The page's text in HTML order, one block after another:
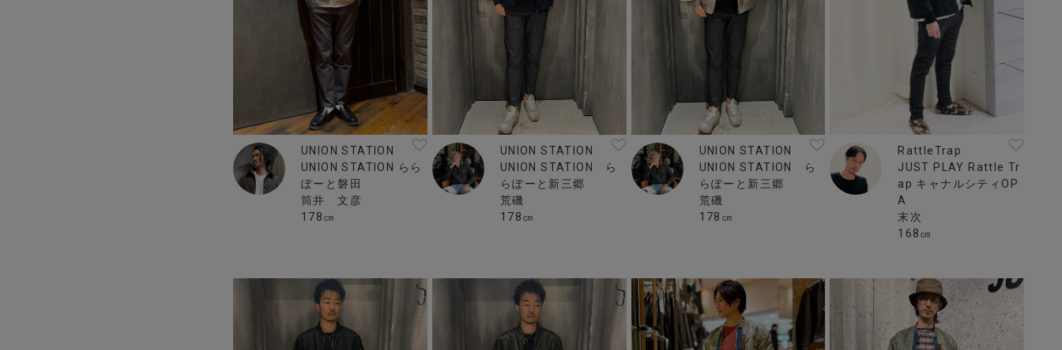
UNION STATION
UNION STATION らら
ぽーと磐田
筒井 文彦
178㎝
UNION STATION
UNION STATION ら
らぽーと新三郷
荒磯
178㎝
UNION STATION
UNION STATION ら
らぽーと新三郷
荒磯
178㎝
RattleTrap
JUST PLAY Rattle Tr
ap キャナルシティOP
A
末次
168㎝